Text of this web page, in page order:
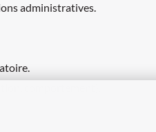
administratives.
comportement).